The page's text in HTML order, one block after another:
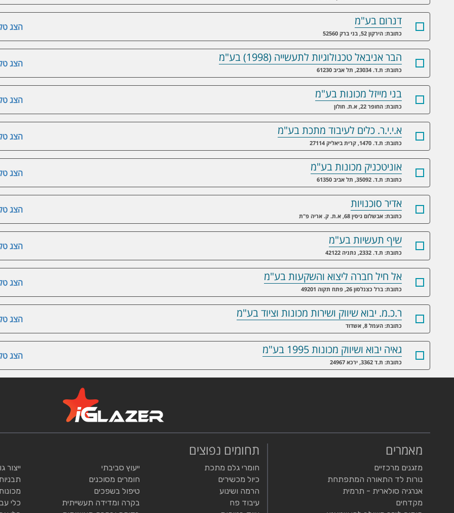
הצג דנרום בע"מ
כתובת: הירקון 52, בני ברק 52560
הצג הבר אניבאל טכנולוגיות לתעשייה (1998) בע"מ
כתובת: ת.ד. 23034, תל אביב 61230
הצג בני מייזל מכונות בע"מ
כתובת: החופר 22, א.ת. חולון
הצג א.י.י.ר. כלים לעיבוד מתכת בע"מ
כתובת: ת.ד. 1470, קרית ביאליק 27114
הצג אוניטכניק מכונות בע"מ
כתובת: ת.ד. 35092, תל אביב 61350
הצג אדיר סוכנויות
כתובת: אבשלום גיסין 68, א.ת. ק. אריה פ"ת
הצג שיף תעשיות בע"מ
כתובת: ת.ד. 2332, נתניה 42122
הצג אל חיל חברה ליצוא והשקעות בע"מ
כתובת: ברל כצנלסון 26, פתח תקוה 49201
הצג ר.כ.מ. יבוא שיווק ושירות מכונות וציוד בע"מ
כתובת: העמל 8, אשדוד
הצג גאיה יבוא ושיווק מכונות 1995 בע"מ
כתובת: ת.ד 3362, ירכא 24967
מאמרים
מזגנים מרכזיים
נורות לד התאורה המתפתחת
אנרגיה סולארית - תרמית
מקדחים
תחומים נפוצים
חומרי גלם מתכת
כיול מכשירים
הרמה ושינוע
עיבוד פח
ייעוץ סביבתי
חומרים מסוכנים
טיפול בשפכים
בקרה ומדידה תעשייתית
ייצור
כלי